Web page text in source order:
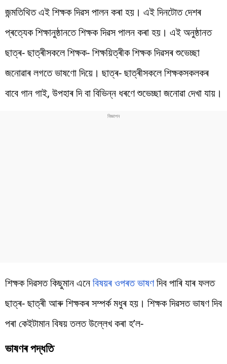
জন্মতিথিত এই শিক্ষক দিৱস পালন কৰা হয়। এই দিনটোত দেশৰ
প্ৰত্যেক শিক্ষানুষ্ঠানতে শিক্ষক দিৱস পালন কৰা হয়। এই অনুষ্ঠানত
ছাত্ৰ- ছাত্ৰীসকলে শিক্ষক- শিক্ষয়িত্ৰীক শিক্ষক দিৱসৰ শুভেচ্ছা
জনোৱাৰ লগতে ভাষণো দিয়ে। ছাত্ৰ- ছাত্ৰীসকলে শিক্ষকসকলকৰ
বাবে গান গাই, উপহাৰ দি বা বিভিন্ন ধৰণে শুভেচ্ছা জনোৱা দেখা যায়।
শিক্ষক দিৱসত কিছুমান এনেবিষয়ৰ ওপৰত ভাষণদিব পাৰি যাৰ ফলত
ছাত্ৰ- ছাত্ৰী আৰু শিক্ষকৰ সম্পৰ্ক মধুৰ হয়। শিক্ষক দিৱসত ভাষণ দিব
পৰা কেইটামান বিষয় তলত উল্লেখ কৰা হ’ল-
ভাষণৰ পদ্ধতি